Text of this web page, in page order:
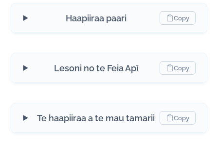
Haapiiraa paari Copy
Lesoni no te Feia Apî Copy
Te haapiiraa a te mau tamarii Copy